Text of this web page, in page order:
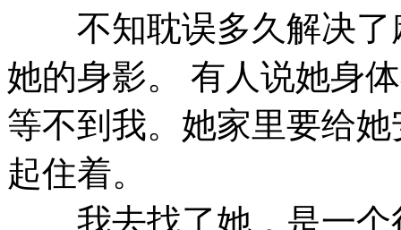
不知耽误多久解决了
她的身影。 有人说她身
等不到我。她家里要给
起住着。
我去找了她，是一个